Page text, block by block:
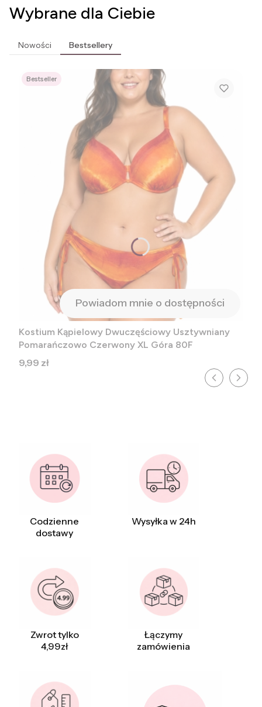
Wybrane dla Ciebie
Nowości Bestsellery
Bestseller
Powiadom mnie o dostępności
Kostium Kąpielowy Dwuczęściowy Usztywniany
Pomarańczowo Czerwony XL Góra 80F
Cena
9,99 zł
Codzienne
dostawy
Wysyłka w 24h
Zwrot tylko
4,99zł
Łączymy
zamówienia